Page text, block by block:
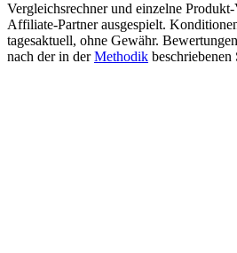
Vergleichsrechner und einzelne
Affiliate-Partner ausgespielt.
tagesaktuell, ohne Gewähr.
nach der in derMethodik beschriebenen